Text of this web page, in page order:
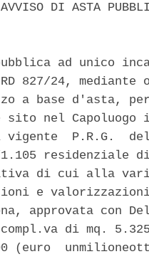
DI ASTA
ad unico
827/24, mediante
a base d'asta,
sito nel Capoluogo
vigente  P.R.G.
residenziale
di cui alla
e
approvata con
di mq.
(euro